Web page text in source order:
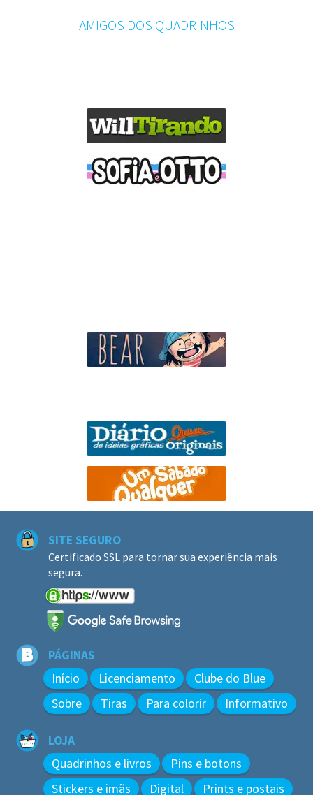
AMIGOS DOS QUADRINHOS
SITE SEGURO
Certificado SSL para tornar sua experiência mais
segura.
PÁGINAS
Início Licenciamento
Clube do Blue
Sobre
Tiras Para colorir Informativo
LOJA
Quadrinhos e livros
Pins e botons
Stickers e imãs
Digital Prints e postais